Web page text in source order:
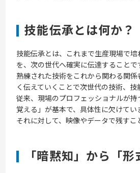
技能伝承とは何か？
技能伝承とは、これまで生産現場で
を、次の世代へ確実に伝達することで
熟練された技術をこれから関わる関
く伝えていくことで次世代の技術、技
従来、現場のプロフェッショナルが
覚える」が基本で、具体性に欠けてい
それに対して、映像やデータで残すこ
「暗黙知」から「